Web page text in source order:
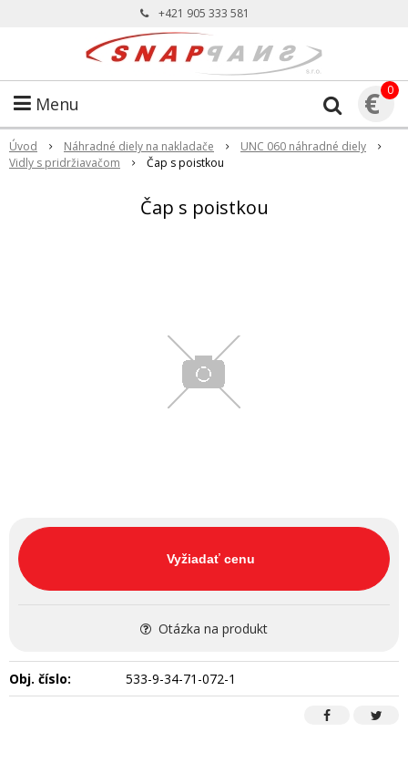
+421 905 333 581
Menu € 0
Úvod Náhradné diely na nakladače
UNC 060 náhradné diely
Vidly s pridržiavačom
Čap s poistkou
Čap s poistkou
Vyžiadať cenu
Otázka na produkt
Obj. číslo: 533-9-34-71-072-1